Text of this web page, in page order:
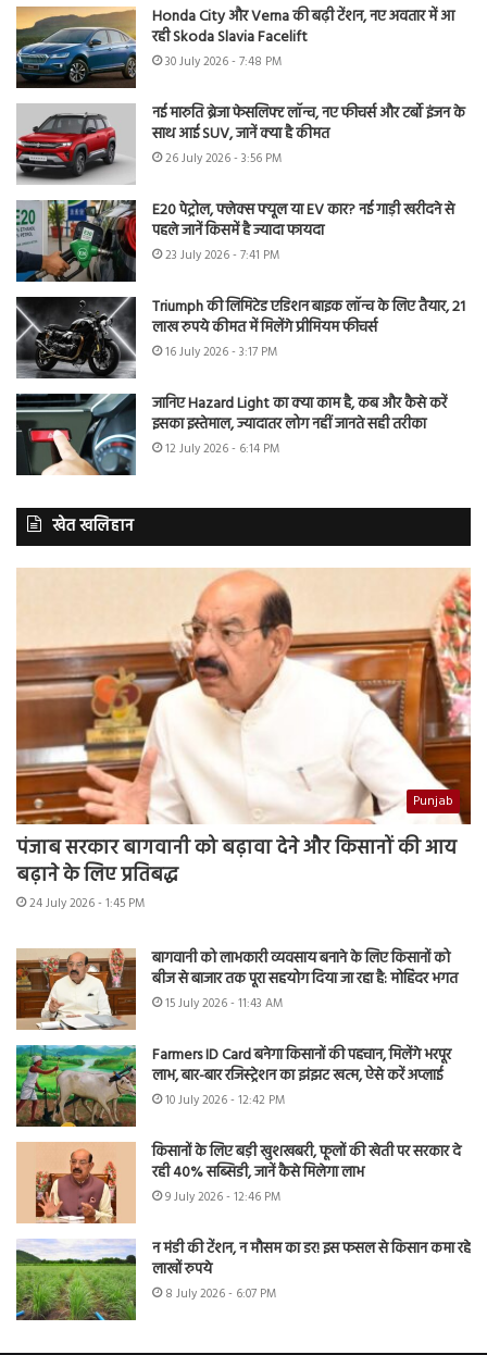
Honda City और Verna की बढ़ी टेंशन, नए अवतार में आ
रही Skoda Slavia Facelift
30 July 2026 - 7:48 PM
नई मारुति ब्रेजा फेसलिफ्ट लॉन्च, नए फीचर्स और टर्बो इंजन के
साथ आई SUV, जानें क्या है कीमत
26 July 2026 - 3:56 PM
E20 पेट्रोल, फ्लेक्स फ्यूल या EV कार? नई गाड़ी खरीदने से
पहले जानें किसमें है ज्यादा फायदा
23 July 2026 - 7:41 PM
Triumph की लिमिटेड एडिशन बाइक लॉन्च के लिए तैयार, 21
लाख रुपये कीमत में मिलेंगे प्रीमियम फीचर्स
16 July 2026 - 3:17 PM
जानिए Hazard Light का क्या काम है, कब और कैसे करें
इसका इस्तेमाल, ज्यादातर लोग नहीं जानते सही तरीका
12 July 2026 - 6:14 PM
खेत खलिहान
Punjab
पंजाब सरकार बागवानी को बढ़ावा देने और किसानों की आय
बढ़ाने के लिए प्रतिबद्ध
24 July 2026 - 1:45 PM
बागवानी को लाभकारी व्यवसाय बनाने के लिए किसानों को
बीज से बाजार तक पूरा सहयोग दिया जा रहा है: मोहिंदर भगत
15 July 2026 - 11:43 AM
Farmers ID Card बनेगा किसानों की पहचान, मिलेंगे भरपूर
लाभ, बार-बार रजिस्ट्रेशन का झंझट खत्म, ऐसे करें अप्लाई
10 July 2026 - 12:42 PM
किसानों के लिए बड़ी खुशखबरी, फूलों की खेती पर सरकार दे
रही 40% सब्सिडी, जानें कैसे मिलेगा लाभ
9 July 2026 - 12:46 PM
न मंडी की टेंशन, न मौसम का डर! इस फसल से किसान कमा रहे
लाखों रुपये
8 July 2026 - 6:07 PM